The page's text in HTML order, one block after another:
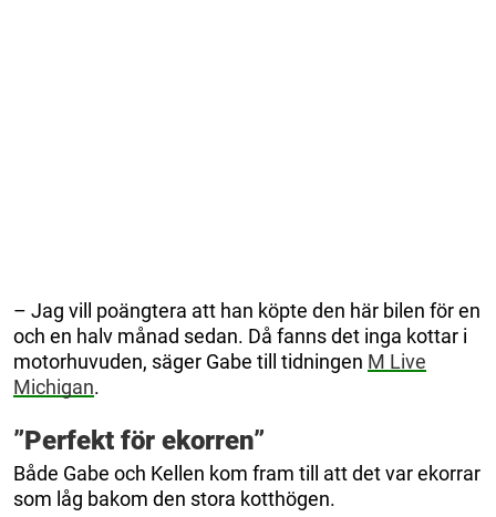
– Jag vill poängtera att han köpte den här bilen för en
och en halv månad sedan. Då fanns det inga kottar i
motorhuvuden, säger Gabe till tidningen M Live
Michigan.
”Perfekt för ekorren”
Både Gabe och Kellen kom fram till att det var ekorrar
som låg bakom den stora kotthögen.